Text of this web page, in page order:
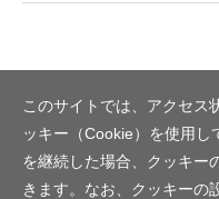
このサイトでは、アクセス
ッキー（Cookie）を使用し
を継続した場合、クッキー
きます。なお、クッキーの